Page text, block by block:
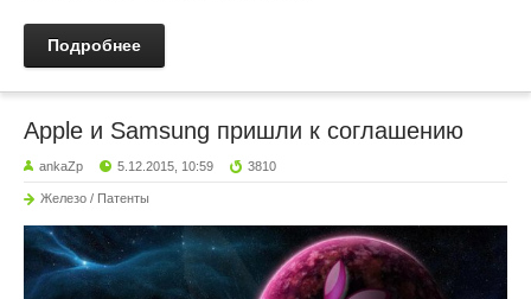
Подробнее
Apple и Samsung пришли к соглашению
ankaZp 5.12.2015, 10:59 3810
Железо / Патенты